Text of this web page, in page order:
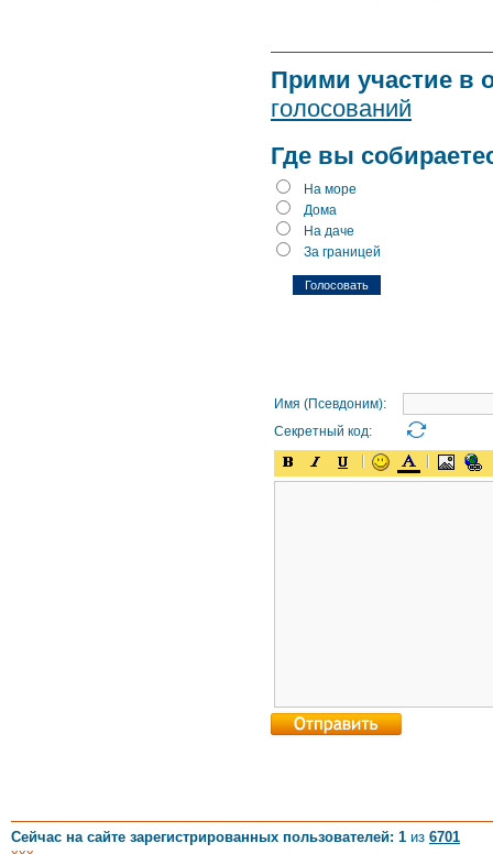
Прими участие в
голосований
Где вы
На море
Дома
На даче
За границей
Имя (Псевдоним):
Секретный код:
Сейчас на сайте зарегистрированных пользователей: 1 из 6701